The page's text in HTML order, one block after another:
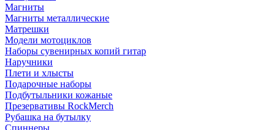
Магниты
Магниты металлические
Матрешки
Модели мотоциклов
Наборы сувенирных копий гитар
Наручники
Плети и хлысты
Подарочные наборы
Подбутыльники кожаные
Презервативы RockMerch
Рубашка на бутылку
Спиннеры